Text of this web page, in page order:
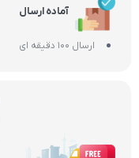
آماده ارسال
ارسال 100 دقیقه ای